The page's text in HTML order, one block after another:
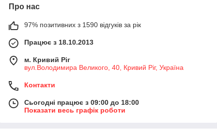
Про нас
97% позитивних з 1590 відгуків за рік
Працює з 18.10.2013
м. Кривий Ріг
вул.Володимира Великого, 40, Кривий Ріг, Україна
Контакти
Сьогодні працює з 09:00 до 18:00
Показати весь графік роботи